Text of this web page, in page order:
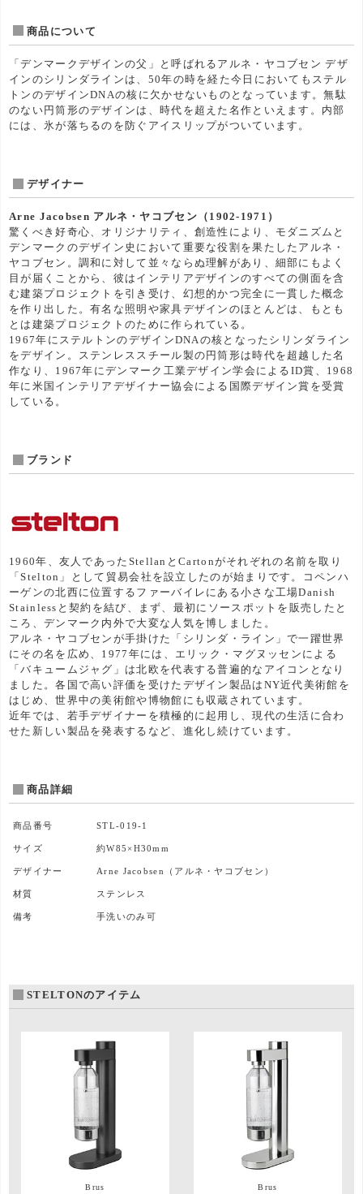
商品について
「デンマークデザインの父」と呼ばれるアルネ・ヤコブセン デザ
インのシリンダラインは、50年の時を経た今日においてもステル
トンのデザインDNAの核に欠かせないものとなっています。無駄
のない円筒形のデザインは、時代を超えた名作といえます。内部
には、氷が落ちるのを防ぐアイスリップがついています。
デザイナー
Arne Jacobsen アルネ・ヤコブセン（1902-1971）
驚くべき好奇心、オリジナリティ、創造性により、モダニズムと
デンマークのデザイン史において重要な役割を果たしたアルネ・
ヤコブセン。調和に対して並々ならぬ理解があり、細部にもよく
目が届くことから、彼はインテリアデザインのすべての側面を含
む建築プロジェクトを引き受け、幻想的かつ完全に一貫した概念
を作り出した。有名な照明や家具デザインのほとんどは、もとも
とは建築プロジェクトのために作られている。
1967年にステルトンのデザインDNAの核となったシリンダライン
をデザイン。ステンレススチール製の円筒形は時代を超越した名
作なり、1967年にデンマーク工業デザイン学会によるID賞、1968
年に米国インテリアデザイナー協会による国際デザイン賞を受賞
している。
ブランド
1960年、友人であったStellanとCartonがそれぞれの名前を取り
「Stelton」として貿易会社を設立したのが始まりです。コペンハ
ーゲンの北西に位置するファーバイレにある小さな工場Danish
Stainlessと契約を結び、まず、最初にソースポットを販売したと
ころ、デンマーク内外で大変な人気を博しました。
アルネ・ヤコブセンが手掛けた「シリンダ・ライン」で一躍世界
にその名を広め、1977年には、エリック・マグヌッセンによる
「バキュームジャグ」は北欧を代表する普遍的なアイコンとなり
ました。各国で高い評価を受けたデザイン製品はNY近代美術館を
はじめ、世界中の美術館や博物館にも収蔵されています。
近年では、若手デザイナーを積極的に起用し、現代の生活に合わ
せた新しい製品を発表するなど、進化し続けています。
商品詳細
商品番号 STL-019-1
サイズ 約W85×H30mm
デザイナー Arne Jacobsen（アルネ・ヤコブセン）
材質 ステンレス
備考 手洗いのみ可
STELTONのアイテム
Brus
Brus